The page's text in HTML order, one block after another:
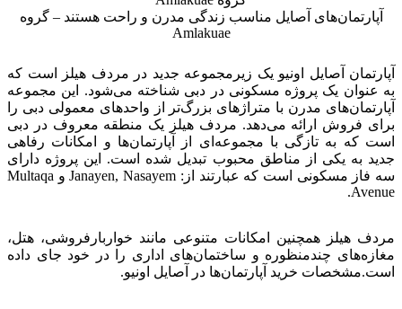
آپارتمان‌های آصایل مناسب زندگی مدرن و راحت هستند – گروه
Amlakuae
آپارتمان‌ آصایل اونیو یک زیرمجموعه جدید در مردف هیلز است که
به عنوان یک پروژه مسکونی در دبی شناخته می‌شود. این مجموعه
آپارتمان‌های مدرن با متراژهای بزرگ‌تر از واحدهای معمولی دبی را
برای فروش ارائه می‌دهد. مردف هیلز یک منطقه معروف در دبی
است که به تازگی با مجموعه‌ای از آپارتمان‌ها و امکانات رفاهی
جدید به یکی از مناطق محبوب تبدیل شده است. این پروژه دارای
سه فاز مسکونی است که عبارتند از: Janayen, Nasayem و Multaqa
Avenue.
مردف هیلز همچنین امکانات متنوعی مانند خواربارفروشی، هتل،
مغازه‌های چندمنظوره و ساختمان‌های اداری را در خود جای داده
است.مشخصات خرید آپارتمان‌ها در آصایل اونیو.